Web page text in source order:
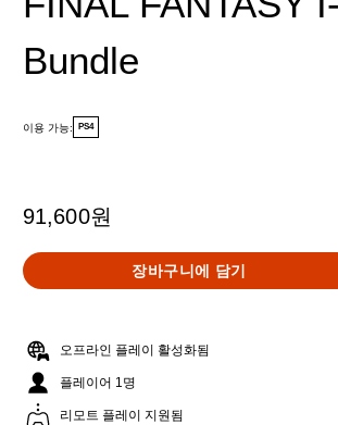
Bundle
이용 가능: PS4
91,600원
장바구니에 담기
오프라인 플레이 활성화됨
플레이어 1명
리모트 플레이 지원됨